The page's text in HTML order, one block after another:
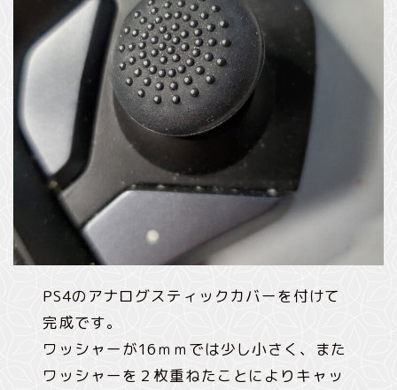
PS4のアナログスティックカバーを付けて
完成です。
ワッシャーが16ｍｍでは少し小さく、また
ワッシャーを２枚重ねたことによりキャッ